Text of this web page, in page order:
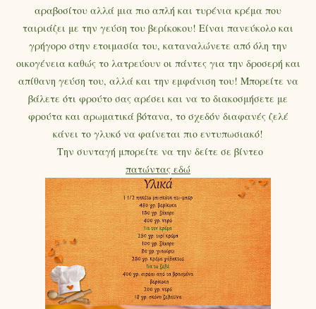
αραβοσίτου αλλά μια πιο απλή και τυρένια κρέμα που
ταιριάζει με την γεύση του βερίκοκου! Είναι πανεύκολο και
γρήγορο στην ετοιμασία του, καταναλώνετε από όλη την
οικογένεια καθώς το λατρεύουν οι πάντες για την δροσερή και
απίθανη γεύση του, αλλά και την εμφάνιση του! Μπορείτε να
βάλετε ότι φρούτο σας αρέσει και να το διακοσμήσετε με
φρούτα και αρωματικά βότανα, το σχεδόν διαφανές ζελέ
κάνει το γλυκό να φαίνεται πιο εντυπωσιακό!
Την συνταγή μπορείτε να την δείτε σε βίντεο
πατώντας εδώ